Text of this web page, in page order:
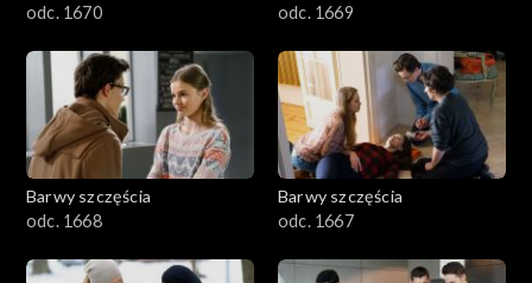
odc. 1670
odc. 1669
Barwy szczęścia
odc. 1668
Barwy szczęścia
odc. 1667